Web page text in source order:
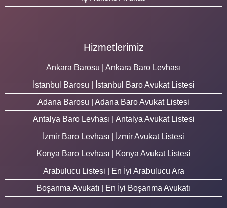
Hizmetlerimiz
Ankara Barosu | Ankara Baro Levhası
İstanbul Barosu | İstanbul Baro Avukat Listesi
Adana Barosu | Adana Baro Avukat Listesi
Antalya Baro Levhası | Antalya Avukat Listesi
İzmir Baro Levhası | İzmir Avukat Listesi
Konya Baro Levhası | Konya Avukat Listesi
Arabulucu Listesi | En İyi Arabulucu Ara
Boşanma Avukatı | En İyi Boşanma Avukatı